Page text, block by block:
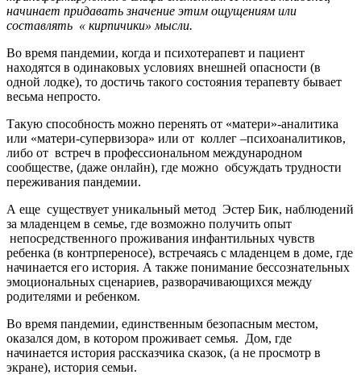
начинает придавать значение этим ощущениям или
составлять « кирпичики» мысли.
Во время пандемии, когда и психотерапевт и пациент
находятся в одинаковых условиях внешней опасности (в
одной лодке), то достичь такого состояния терапевту бывает
весьма непросто.
Такую способность можно перенять от «матери»-аналитика
или «матери-супервизора» или от коллег –психоаналитиков,
либо от встреч в профессиональном международном
сообществе, (даже онлайн), где можно обсуждать трудности
переживания пандемии.
А еще существует уникальный метод Эстер Бик, наблюдений
за младенцем в семье, где возможно получить опыт
непосредственного проживания инфантильных чувств
ребенка (в контрпереносе), встречаясь с младенцем в доме, где
начинается его история. А также понимание бессознательных
эмоциональных сценариев, разворачивающихся между
родителями и ребенком.
Во время пандемии, единственным безопасным местом,
оказался дом, в котором проживает семья. Дом, где
начинается история рассказчика сказок, (а не просмотр в
экране), история семьи.